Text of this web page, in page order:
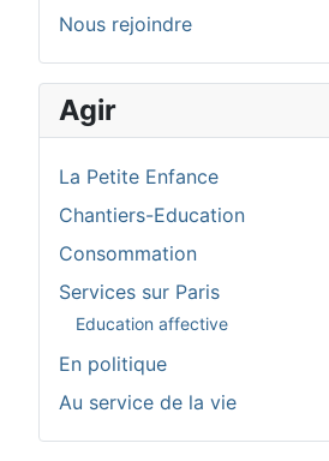
Nous rejoindre
Agir
La Petite Enfance
Chantiers-Education
Consommation
Services sur Paris
Education affective
En politique
Au service de la vie